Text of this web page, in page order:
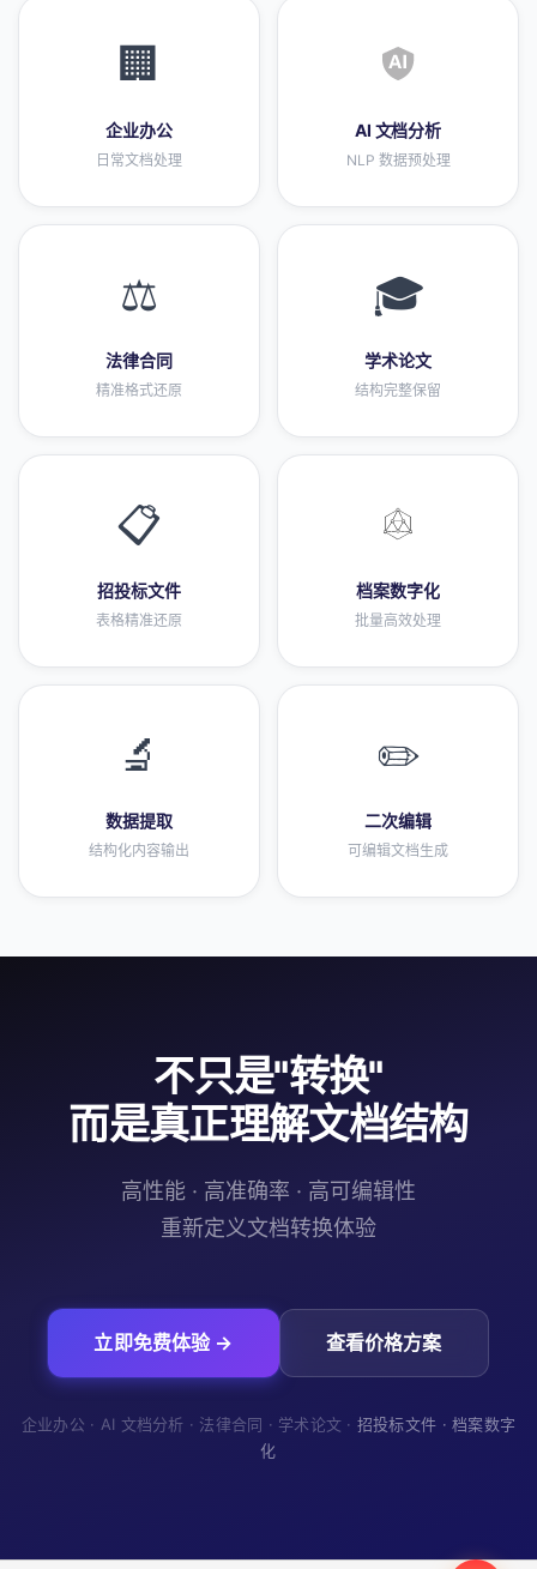
🏢
企业办公
日常文档处理
AI 文档分析
NLP 数据预处理
⚖️
法律合同
精准格式还原
🎓
学术论文
结构完整保留
📋
招投标文件
表格精准还原
档案数字化
批量高效处理
🔬
数据提取
结构化内容输出
✏️
二次编辑
可编辑文档生成
不只是"转换"
而是真正理解文档结构
高性能 · 高准确率 · 高可编辑性
重新定义文档转换体验
立即免费体验 → 查看价格方案
企业办公 · AI 文档分析 · 法律合同 · 学术论文 · 招投标文件 · 档案数字
化